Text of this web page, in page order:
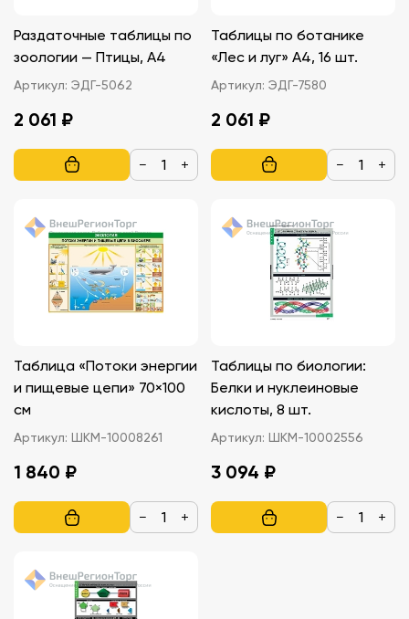
Раздаточные таблицы по
зоологии — Птицы, A4
Артикул: ЭДГ-5062
2 061 ₽
− +
Таблицы по ботанике
«Лес и луг» A4, 16 шт.
Артикул: ЭДГ-7580
2 061 ₽
− +
Таблица «Потоки энергии
и пищевые цепи» 70×100
см
Артикул: ШКМ-10008261
1 840 ₽
− +
Таблицы по биологии:
Белки и нуклеиновые
кислоты, 8 шт.
Артикул: ШКМ-10002556
3 094 ₽
− +